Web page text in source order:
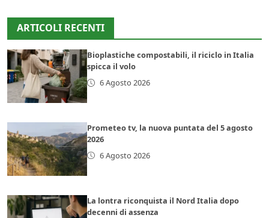
ARTICOLI RECENTI
Bioplastiche compostabili, il riciclo in Italia
spicca il volo
6 Agosto 2026
Prometeo tv, la nuova puntata del 5 agosto
2026
6 Agosto 2026
La lontra riconquista il Nord Italia dopo
decenni di assenza